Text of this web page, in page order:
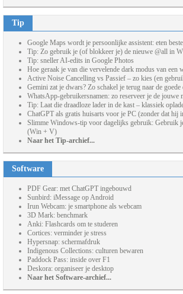
Tip
Google Maps wordt je persoonlijke assistent: eten
Tip: Zo gebruik je (of blokkeer je) de nieuwe @all in
Tip: sneller AI-edits in Google Photos
Hoe geraak je van die vervelende dark modus van een
Active Noise Cancelling vs Passief – zo kies (en
Gemini zat je dwars? Zo schakel je terug naar de
WhatsApp-gebruikersnamen: zo reserveer je de jouwe
Tip: Laat die draadloze lader in de kast – klassiek
ChatGPT als gratis huisarts voor je PC (zonder dat hij
Slimme Windows-tip voor dagelijks gebruik: Gebruik
(Win + V)
Naar het Tip-archief...
Software
PDF Gear: met ChatGPT ingebouwd
Sunbird: iMessage op Android
Irun Webcam: je smartphone als webcam
3D Mark: benchmark
Anki: Flashcards om te studeren
Cortices: verminder je stress
Hypersnap: schermafdruk
Indigenous Collections: culturen bewaren
Paddock Pass: inside over F1
Deskora: organiseer je desktop
Naar het Software-archief...